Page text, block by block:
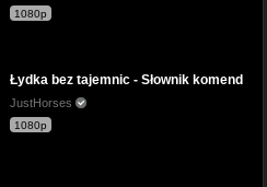
1080p
Łydka bez tajemnic - Słownik komend
JustHorses
1080p